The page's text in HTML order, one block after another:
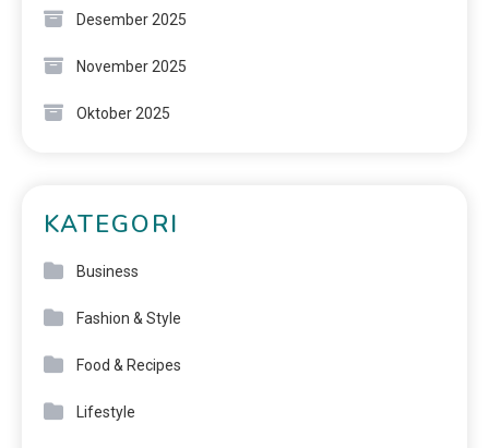
Desember 2025
November 2025
Oktober 2025
KATEGORI
Business
Fashion & Style
Food & Recipes
Lifestyle